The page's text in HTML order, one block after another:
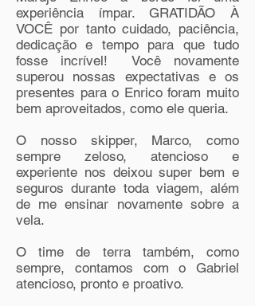
experiência ímpar. GRATIDÃO À
VOCÊ por tanto cuidado, paciência,
dedicação e tempo para que tudo
fosse incrível!Você novamente
superou nossas expectativas e os
presentes para o Enrico foram muito
bem aproveitados, como ele queria.
O nosso skipper, Marco, como
sempre zeloso, atencioso e
experiente nos deixou super bem e
seguros durante toda viagem, além
de me ensinar novamente sobre a
vela.
O time de terra também, como
sempre, contamos com o Gabriel
atencioso, pronto e proativo.